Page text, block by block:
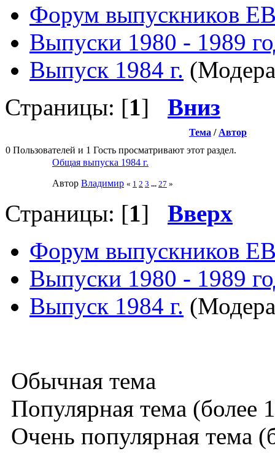
Форум выпускников
Выпуски 1980 - 1989
Выпуск 1984 г.
Страницы: [1] Вниз
Тема / Автор
0 Пользователей и 1 Гость просматривают этот раздел.
Общая выпуска 1984 г.
Автор Влaдимир « 1 2 3 ... 27 »
Страницы: [1] Вверх
Форум выпускников
Выпуски 1980 - 1989
Выпуск 1984 г.
Обычная тема
Популярная тема (более
Очень популярная тема